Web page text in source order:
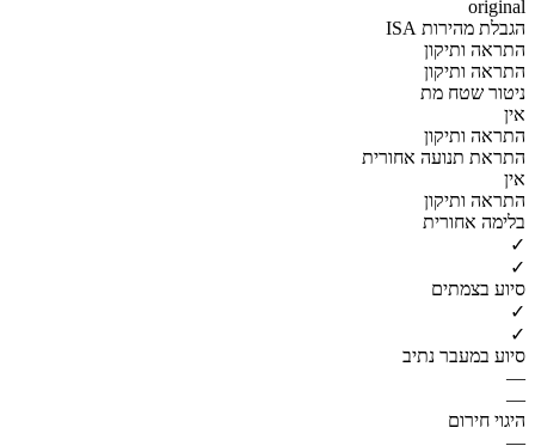
original
הגבלת מהירות ISA
התראה ותיקון
התראה ותיקון
ניטור שטח מת
אין
התראה ותיקון
התראת תנועה אחורית
אין
התראה ותיקון
בלימה אחורית
✓
✓
סיוע בצמתים
✓
✓
סיוע במעבר נתיב
—
—
היגוי חירום
—